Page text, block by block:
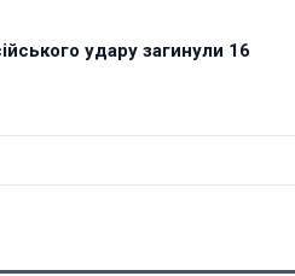
удару загинули 16